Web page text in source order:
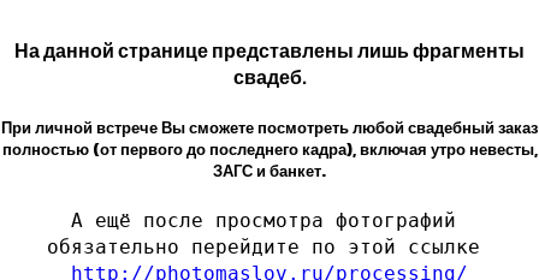
На данной странице представлены лишь фрагменты
свадеб.
При личной встрече Вы сможете посмотреть любой свадебный заказ
полностью (от первого до последнего кадра), включая утро невесты,
ЗАГС и банкет.
А ещё после просмотра фотографий
http://photomaslov.ru/processing/